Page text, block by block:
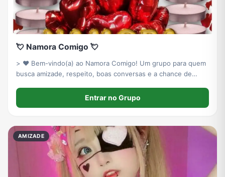
💘 Namora Comigo 💘
> ❤️ Bem-vindo(a) ao Namora Comigo! Um grupo para quem
busca amizade, respeito, boas conversas e a chance de
impróprios e desrespeito. Divirta-se e faça novas conexões!
💕
Entrar no Grupo
AMIZADE